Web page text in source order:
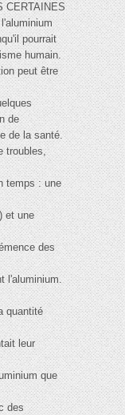
CERTAINES
pourrait
humain.
peut être
de
de la santé.
troubles,
temps : une
et une
des
l'aluminium.
quantité
leur
que
des